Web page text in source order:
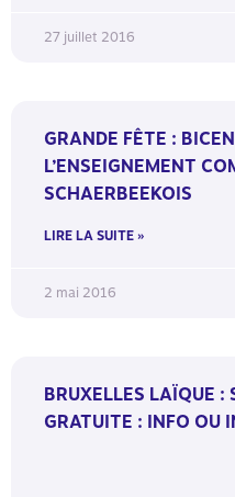
27 juillet 2016
GRANDE FÊTE :
L’ENSEIGNEMENT
SCHAERBEEKOIS
LIRE LA SUITE »
2 mai 2016
BRUXELLES LAÏQUE :
GRATUITE : INFO OU